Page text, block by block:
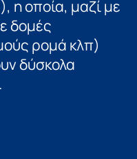
η οποία, μαζί με
δομές
ρομά κλπ)
δύσκολα